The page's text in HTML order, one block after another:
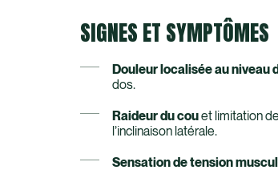
SIGNES ET SYMPTÔMES
Douleur localisée au niveau
dos.
Raideur du couet limitation
l’inclinaison latérale.
Sensation de tension